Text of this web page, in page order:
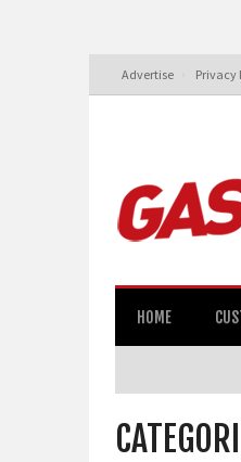
Advertise Privacy
HOME